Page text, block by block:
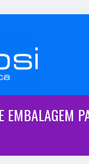
EMBALAGEM